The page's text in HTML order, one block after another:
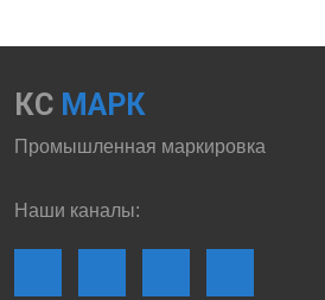
КС МАРК
Промышленная маркировка
Наши каналы: